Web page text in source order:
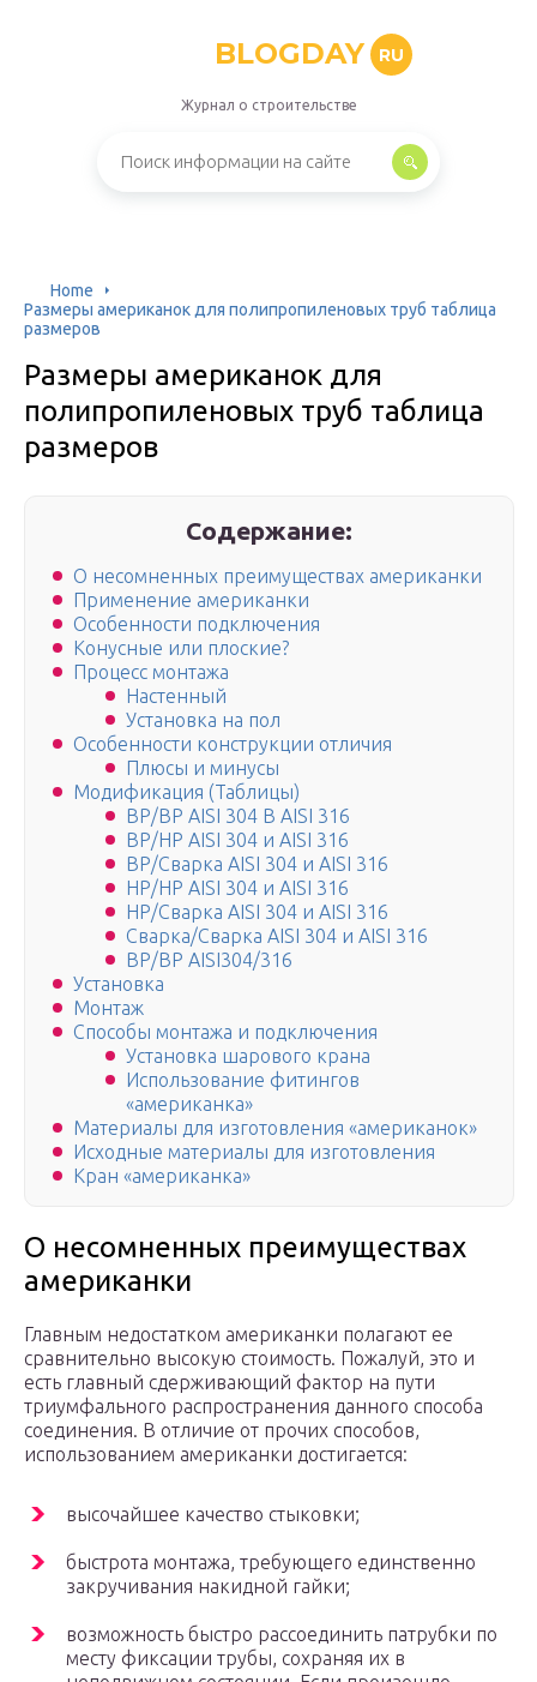
BLOGDAY RU
Журнал о строительстве
Home
Размеры американок для полипропиленовых труб таблица
размеров
Размеры американок для
полипропиленовых труб таблица
размеров
Содержание:
О несомненных преимуществах американки
Применение американки
Особенности подключения
Конусные или плоские?
Процесс монтажа
Настенный
Установка на пол
Особенности конструкции отличия
Плюсы и минусы
Модификация (Таблицы)
ВР/ВР AISI 304 B AISI 316
ВР/НР AISI 304 и AISI 316
ВР/Сварка AISI 304 и AISI 316
НР/НР AISI 304 и AISI 316
НР/Сварка AISI 304 и AISI 316
Сварка/Сварка AISI 304 и AISI 316
ВР/ВР AISI304/316
Установка
Монтаж
Способы монтажа и подключения
Установка шарового крана
Использование фитингов
«американка»
Материалы для изготовления «американок»
Исходные материалы для изготовления
Кран «американка»
О несомненных преимуществах
американки
Главным недостатком американки полагают ее
сравнительно высокую стоимость. Пожалуй, это и
есть главный сдерживающий фактор на пути
триумфального распространения данного способа
соединения. В отличие от прочих способов,
использованием американки достигается:
высочайшее качество стыковки;
быстрота монтажа, требующего единственно
закручивания накидной гайки;
возможность быстро рассоединить патрубки по
месту фиксации трубы, сохраняя их в